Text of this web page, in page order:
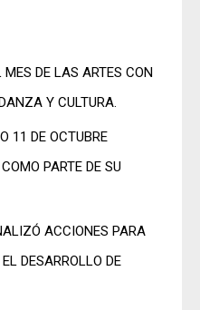
DE LAS ARTES CON
Y CULTURA.
11 DE OCTUBRE
PARTE DE SU
ACCIONES PARA
DESARROLLO DE